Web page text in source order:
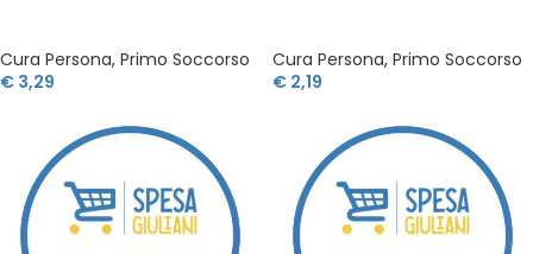
Cura Persona, Primo Soccorso
€ 3,29
Cura Persona, Primo Soccorso
€ 2,19